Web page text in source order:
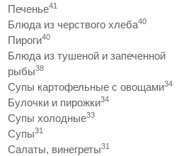
Печенье41
Блюда из черствого хлеба40
Пироги40
Блюда из тушеной и запеченной
рыбы38
Супы картофельные с овощами34
Булочки и пирожки34
Супы холодные33
Супы31
Салаты, винегреты31